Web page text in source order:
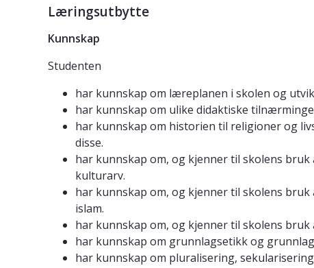
Læringsutbytte
Kunnskap
Studenten
har kunnskap om læreplanen i skolen og
har kunnskap om ulike didaktiske
har kunnskap om historien til religioner og
disse.
har kunnskap om, og kjenner til skolens
kulturarv.
har kunnskap om, og kjenner til skolens
islam.
har kunnskap om, og kjenner til skolens
har kunnskap om grunnlagsetikk og
har kunnskap om pluralisering,